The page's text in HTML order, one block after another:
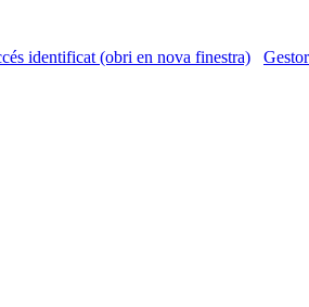
identificat (obri en nova finestra)